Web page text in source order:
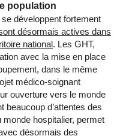
population
développent fortement
désormais actives dans
national. Les GHT,
avec la mise en place
dans le même
médico-soignant
ouverture vers le monde
beaucoup d’attentes des
hospitalier, permet
désormais des